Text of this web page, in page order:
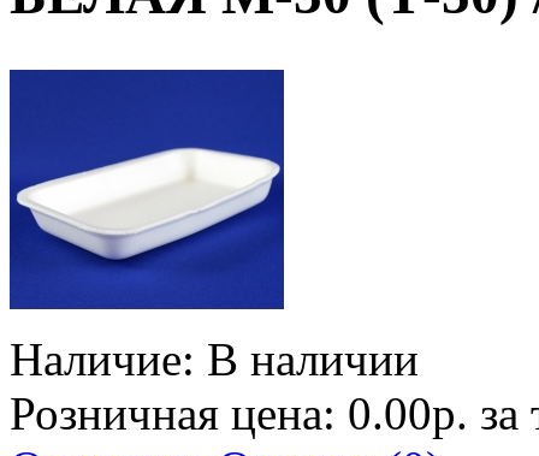
Наличие: В наличии
Розничная цена: 0.00р.